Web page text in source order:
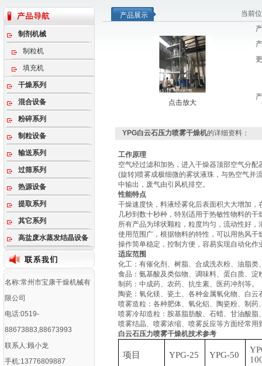
制剂机械
制粒机
填充机
干燥系列
混合设备
粉碎系列
制粒设备
输送系列
过筛系列
热源设备
提取系列
其它系列
高盐废水蒸发结晶设备
名称:常州市宝康干燥机械有
限公司
电话:0519-
88673883,88673993
联系人:顾小龙
手机:13776809887
产品展示 当前
点击放大
YPG白云石压力喷雾干燥机的详细资料：
工作原理
空气经过滤和加热，进入干燥器顶部空气分
(旋转)喷雾成极细微的雾状液珠，与热空气并
中输出，废气由引风机排空。
性能特点
干燥速度快，料液经雾化后表面积大大增加
几秒到数十秒种，特别适用于热敏性物料的干
所有产品为球状颗粒，粒度均匀，流动性好
使用范围广，根据物料的特性，可以用热风
操作简单稳定，控制方便，容易实现自动化作
适应范围
化工：有催化剂、树脂、合成洗衣粉、油脂
食品：氨基酸及类似物、调味料、蛋白质、
制药：中成药、农药、抗生素、医药冲剂等。
陶瓷：氧化镁、瓷土、各种金属氧化物、白云
喷雾造粒：各种肥体、氧化铝、陶瓷粉、制
喷雾冷却造粒：胺基脂肪酸、石蜡、甘油酸脂
喷雾结晶、喷雾浓缩、喷雾反应等方面经常用
白云石压力喷雾干燥机技术参考
项目 YPG-25 YPG-50